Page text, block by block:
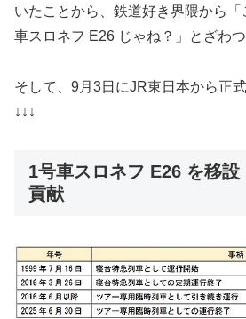
いたことから、鉄道好き界隈から
車スロネフ E26 じゃね？」とざわつ
そして、9月3日にJR東日本から正
↓↓↓
1号車スロネフ E26 を移
貢献